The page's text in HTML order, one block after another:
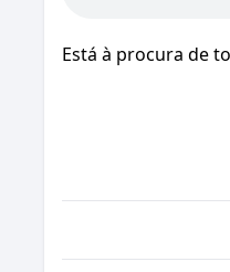
Está à procura de